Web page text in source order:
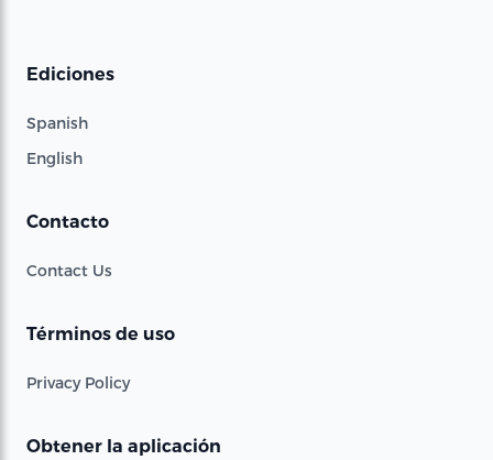
Ediciones
Spanish
English
Contacto
Contact Us
Términos de uso
Privacy Policy
Obtener la aplicación